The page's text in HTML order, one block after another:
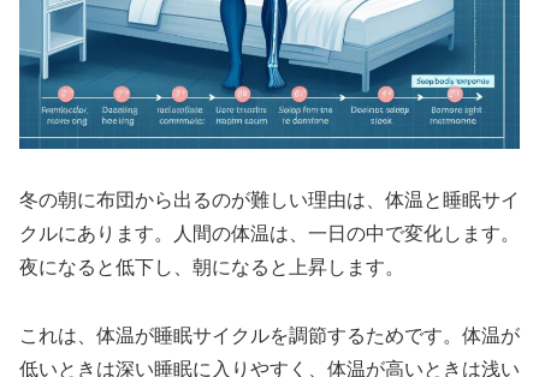
冬の朝に布団から出るのが難しい理由は、体温と睡眠サイ
クルにあります。人間の体温は、一日の中で変化します。
夜になると低下し、朝になると上昇します。
これは、体温が睡眠サイクルを調節するためです。体温が
低いときは深い睡眠に入りやすく、体温が高いときは浅い